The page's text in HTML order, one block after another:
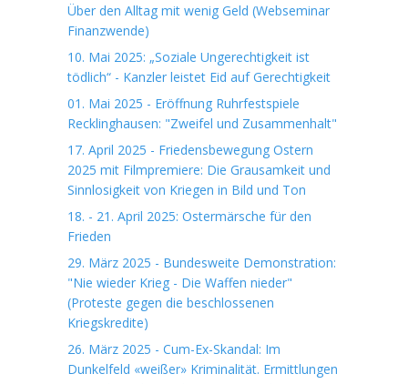
Über den Alltag mit wenig Geld (Webseminar
Finanzwende)
10. Mai 2025: „Soziale Ungerechtigkeit ist
tödlich“ - Kanzler leistet Eid auf Gerechtigkeit
01. Mai 2025 - Eröffnung Ruhrfestspiele
Recklinghausen: "Zweifel und Zusammenhalt"
17. April 2025 - Friedensbewegung Ostern
2025 mit Filmpremiere: Die Grausamkeit und
Sinnlosigkeit von Kriegen in Bild und Ton
18. - 21. April 2025: Ostermärsche für den
Frieden
29. März 2025 - Bundesweite Demonstration:
"Nie wieder Krieg - Die Waffen nieder"
(Proteste gegen die beschlossenen
Kriegskredite)
26. März 2025 - Cum-Ex-Skandal: Im
Dunkelfeld «weißer» Kriminalität. Ermittlungen